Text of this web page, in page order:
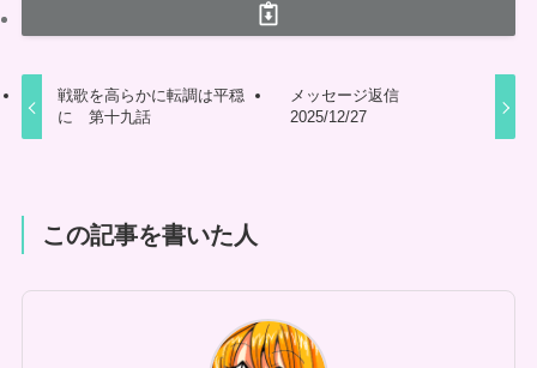
戦歌を高らかに転調は平穏
に 第十九話
メッセージ返信
2025/12/27
この記事を書いた人